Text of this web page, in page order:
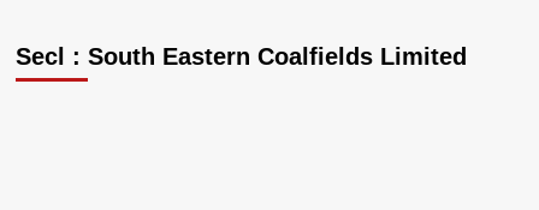
Secl : South Eastern Coalfields Limited